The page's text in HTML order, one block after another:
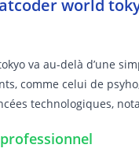
world
va au-delà d’une
comme celui de
technologiques,